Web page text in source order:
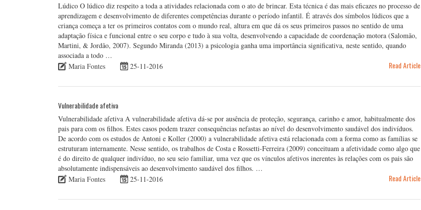
Lúdico O lúdico diz respeito a toda a atividades relacionada com o ato de brincar. Esta técnica é das mais eficazes no processo de
aprendizagem e desenvolvimento de diferentes competências durante o período infantil. É através dos símbolos lúdicos que a
criança começa a ter os primeiros contatos com o mundo real, altura em que dá os seus primeiros passos no sentido de uma
adaptação física e funcional entre o seu corpo e tudo à sua volta, desenvolvendo a capacidade de coordenação motora (Salomão,
Martini, & Jordão, 2007). Segundo Miranda (2013) a psicologia ganha uma importância significativa, neste sentido, quando
associada a todo …
Maria Fontes
25-11-2016 Read Article
Vulnerabilidade afetiva
Vulnerabilidade afetiva A vulnerabilidade afetiva dá-se por ausência de proteção, segurança, carinho e amor, habitualmente dos
pais para com os filhos. Estes casos podem trazer consequências nefastas ao nível do desenvolvimento saudável dos indivíduos.
De acordo com os estudos de Antoni e Koller (2000) a vulnerabilidade afetiva está relacionada com a forma como as famílias se
estruturam internamente. Nesse sentido, os trabalhos de Costa e Rossetti-Ferreira (2009) conceituam a afetividade como algo que
é do direito de qualquer indivíduo, no seu seio familiar, uma vez que os vínculos afetivos inerentes às relações com os pais são
absolutamente indispensáveis ao desenvolvimento saudável dos filhos. …
Maria Fontes
25-11-2016 Read Article